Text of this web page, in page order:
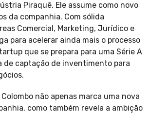
Piraquê. Ele assume como novo
da companhia. Com sólida
Comercial, Marketing, Jurídico e
para acelerar ainda mais o processo
que se prepara para uma Série A
de captação de inventimento para
não apenas marca uma nova
como também revela a ambição